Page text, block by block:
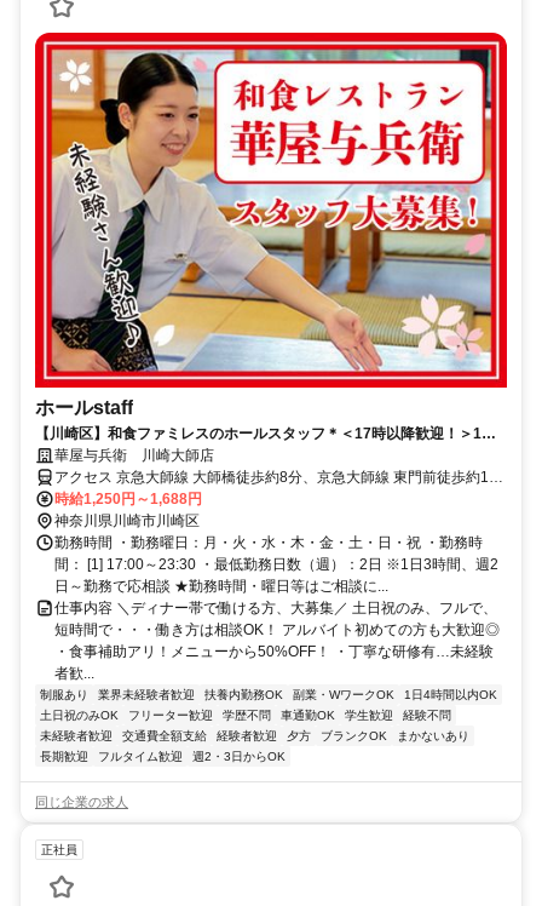
ホールstaff
【川崎区】和食ファミレスのホールスタッフ＊＜17時以降歓迎！＞1日3
時間～◎学校後の勤務もOK☆セルフオーダー制でオーダー取りナシ！履
歴書不要
華屋与兵衛 川崎大師店
アクセス 京急大師線 大師橋徒歩約8分、京急大師線 東門前徒歩約11
分、京急大師線 小島新田徒歩約13分 大師橋駅 徒歩8分
時給1,250円～1,688円
神奈川県川崎市川崎区
勤務時間 ・勤務曜日：月・火・水・木・金・土・日・祝 ・勤務時
間： [1] 17:00～23:30 ・最低勤務日数（週）：2日 ※1日3時間、週2
日～勤務で応相談 ★勤務時間・曜日等はご相談に...
仕事内容 ＼ディナー帯で働ける方、大募集／ 土日祝のみ、フルで、
短時間で・・・働き方は相談OK！ アルバイト初めての方も大歓迎◎
・食事補助アリ！メニューから50%OFF！ ・丁寧な研修有…未経験
者歓...
制服あり 業界未経験者歓迎 扶養内勤務OK 副業・WワークOK
1日4時間以内OK
土日祝のみOK
フリーター歓迎 学歴不問 車通勤OK 学生歓迎
経験不問
未経験者歓迎
交通費全額支給 経験者歓迎 夕方 ブランクOK
まかないあり
長期歓迎
フルタイム歓迎 週2・3日からOK
同じ企業の求人
正社員